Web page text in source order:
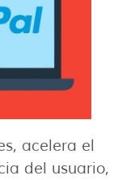
acelera el
del usuario,